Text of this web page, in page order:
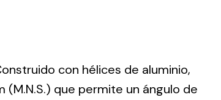
con hélices de aluminio,
que permite un ángulo de